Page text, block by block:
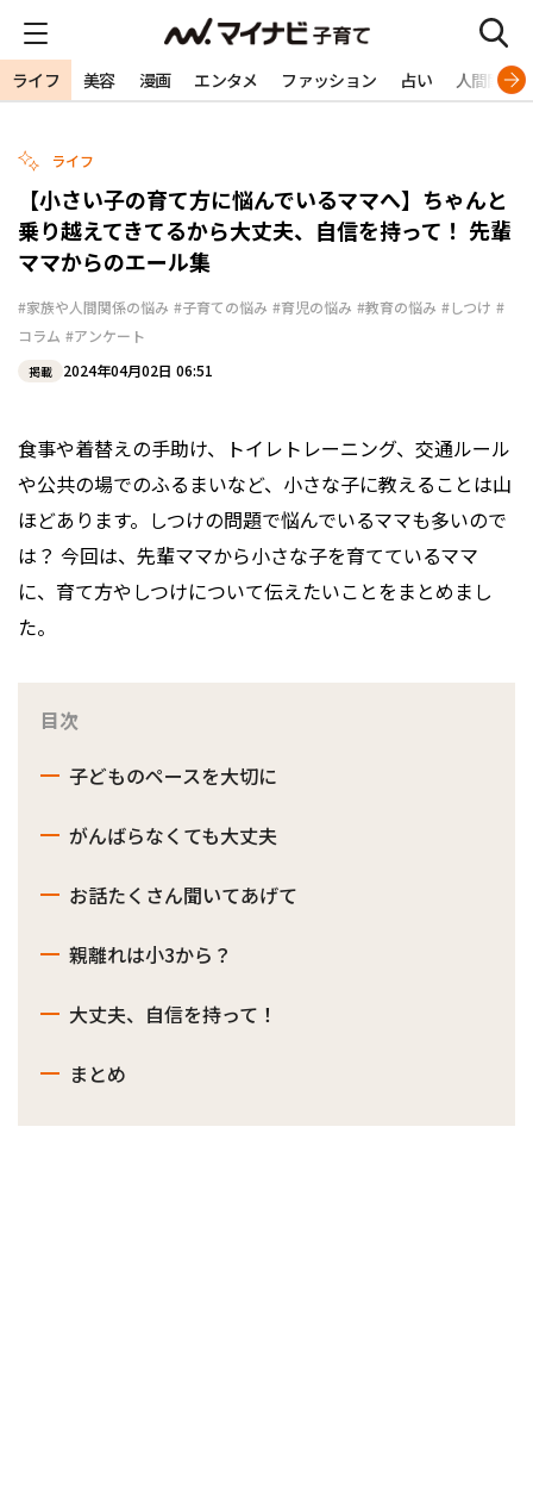
ライフ 美容 漫画 エンタメ ファッション 占い 人間関係
ライフ
【小さい子の育て方に悩んでいるママへ】ちゃんと
乗り越えてきてるから大丈夫、自信を持って！ 先輩
ママからのエール集
#家族や人間関係の悩み #子育ての悩み #育児の悩み #教育の悩み #しつけ #
コラム #アンケート
掲載 2024年04月02日 06:51
食事や着替えの手助け、トイレトレーニング、交通ルール
や公共の場でのふるまいなど、小さな子に教えることは山
ほどあります。しつけの問題で悩んでいるママも多いので
は？ 今回は、先輩ママから小さな子を育てているママ
に、育て方やしつけについて伝えたいことをまとめまし
た。
目次
子どものペースを大切に
がんばらなくても大丈夫
お話たくさん聞いてあげて
親離れは小3から？
大丈夫、自信を持って！
まとめ